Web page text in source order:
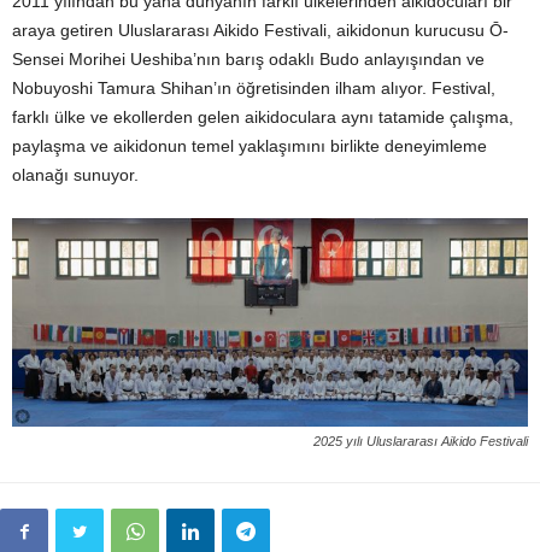
araya getiren Uluslararası Aikido Festivali, aikidonun kurucusu Ō-
Sensei Morihei Ueshiba’nın barış odaklı Budo anlayışından ve
Nobuyoshi Tamura Shihan’ın öğretisinden ilham alıyor. Festival,
farklı ülke ve ekollerden gelen aikidoculara aynı tatamide çalışma,
paylaşma ve aikidonun temel yaklaşımını birlikte deneyimleme
olanağı sunuyor.
2025 yılı Uluslararası Aikido Festivali